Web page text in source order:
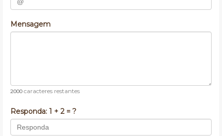
Mensagem
2000caracteres restantes
Responda: 1 + 2 = ?